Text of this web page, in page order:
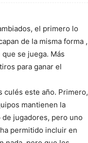
el primero lo
de la misma forma ,
se juega. Más
para ganar el
culés este año. Primero,
mantienen la
de jugadores, pero uno
permitido incluir en